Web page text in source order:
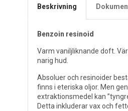
Beskrivning
Benzoin resinoid
Varm vaniljliknande doft.
narig hud.
Absoluer och resinoider
finns i eteriska oljor. Men
extraktionsmedel kan
Detta inkluderar vax och